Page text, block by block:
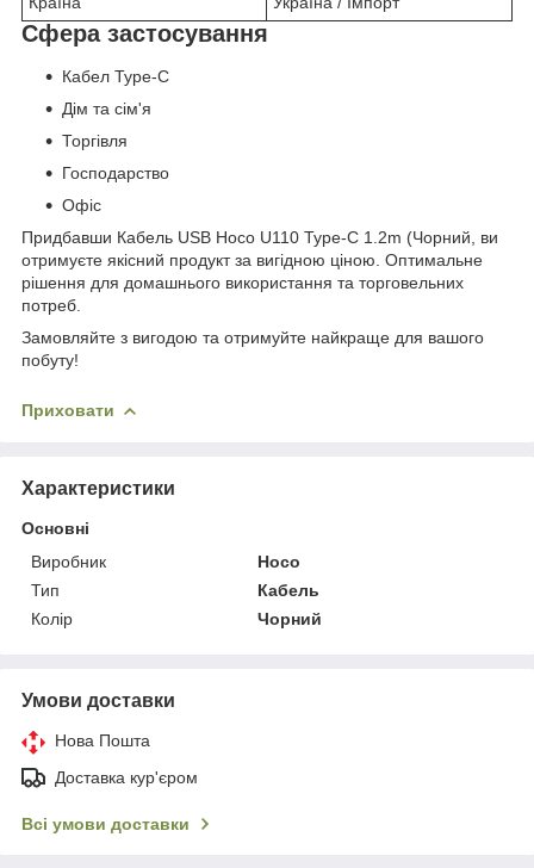
Сфера застосування
Кабел Type-C
Дім та сім'я
Торгівля
Господарство
Офіс
Придбавши Кабель USB Hoco U110 Type-C 1.2m (Чорний, ви
отримуєте якісний продукт за вигідною ціною. Оптимальне
рішення для домашнього використання та торговельних
потреб.
Замовляйте з вигодою та отримуйте найкраще для вашого
побуту!
Приховати
Характеристики
Основні
Виробник
Hoco
Тип
Кабель
Колір
Чорний
Умови доставки
Нова Пошта
Доставка кур'єром
Всі умови доставки